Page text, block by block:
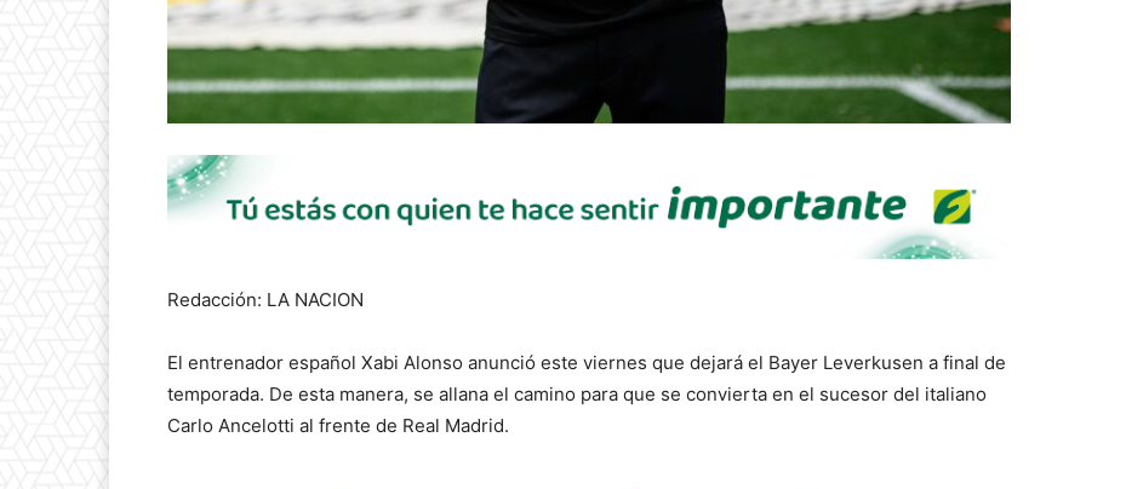
Redacción: LA NACION
El entrenador español Xabi Alonso anunció este viernes que dejará el Bayer Leverkusen a final de
temporada. De esta manera, se allana el camino para que se convierta en el sucesor del italiano
Carlo Ancelotti al frente de Real Madrid.